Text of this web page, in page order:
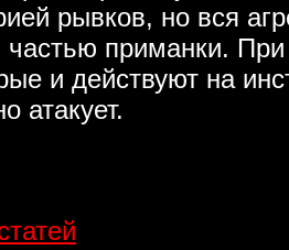
рывков, но вся
частью приманки.
и действуют на
атакует.